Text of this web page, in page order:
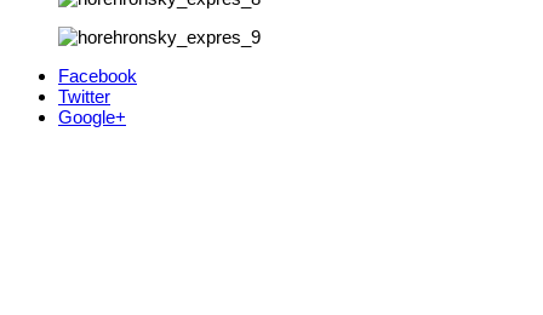
Facebook
Twitter
Google+